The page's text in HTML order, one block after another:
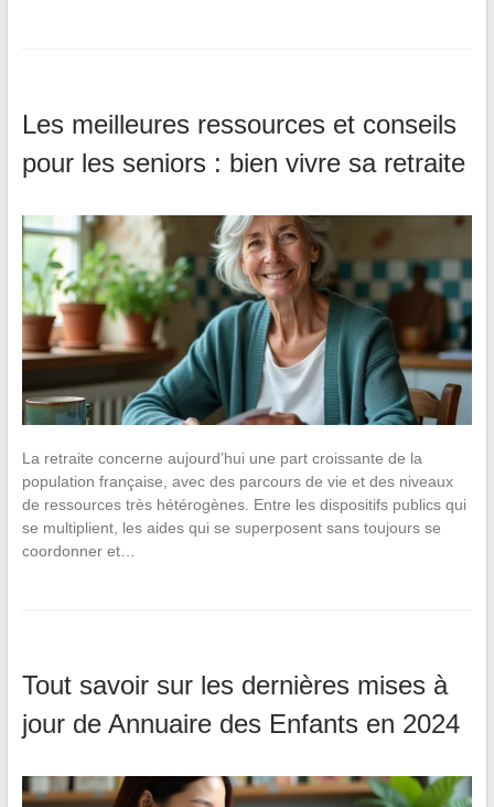
Les meilleures ressources et conseils
pour les seniors : bien vivre sa retraite
La retraite concerne aujourd’hui une part croissante de la
population française, avec des parcours de vie et des niveaux
de ressources très hétérogènes. Entre les dispositifs publics qui
se multiplient, les aides qui se superposent sans toujours se
coordonner et…
Tout savoir sur les dernières mises à
jour de Annuaire des Enfants en 2024